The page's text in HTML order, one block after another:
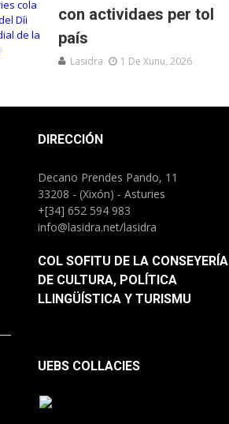
con actividaes per tol
país
Lasidra 1 De Xunu, 2026
DIRECCIÓN
Decano Prendes Pando, 11
33208 - (Xixón) - Asturies
+[34] 652 594 983
info@lasidra.net/lasidra
COL SOFITU DE LA CONSEYERÍA
DE CULTURA, POLÍTICA
LLINGÜÍSTICA Y TURISMU
UEBS COLLACIES